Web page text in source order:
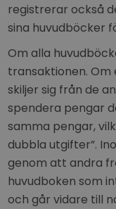
registrerar också
sina huvudböcker
Om alla
transaktionen. Om
skiljer sig från de
spendera pengar
samma pengar,
dubbla utgifter”.
genom att andra
huvudboken som
och går vidare till